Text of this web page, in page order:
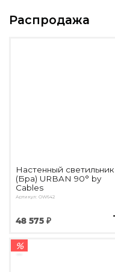
Распродажа
Настенный светильник
(Бра) URBAN 90° by
Cables
Артикул: OW642
48 575 ₽
%